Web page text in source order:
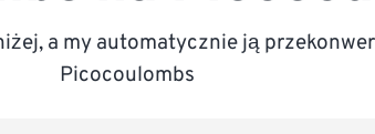
a my automatycznie ją
Picocoulombs